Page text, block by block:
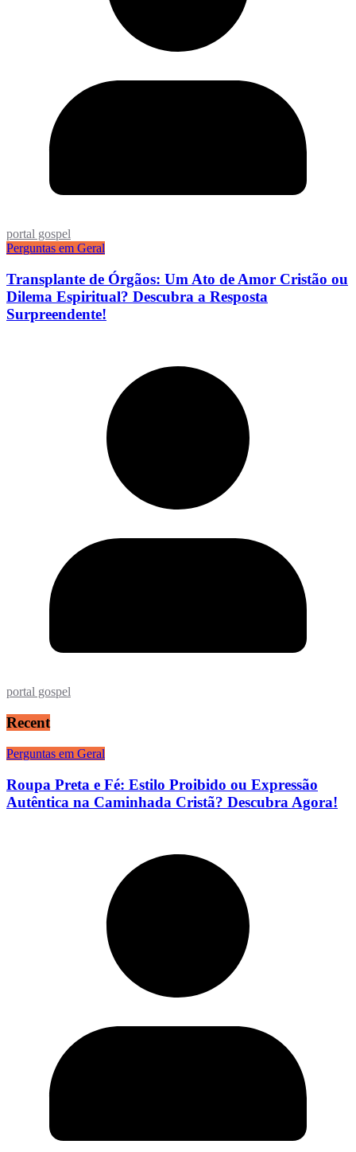
portal gospel
Perguntas em Geral
Transplante de Órgãos: Um Ato de Amor Cristão ou
Dilema Espiritual? Descubra a Resposta
Surpreendente!
portal gospel
Recent
Perguntas em Geral
Roupa Preta e Fé: Estilo Proibido ou Expressão
Autêntica na Caminhada Cristã? Descubra Agora!